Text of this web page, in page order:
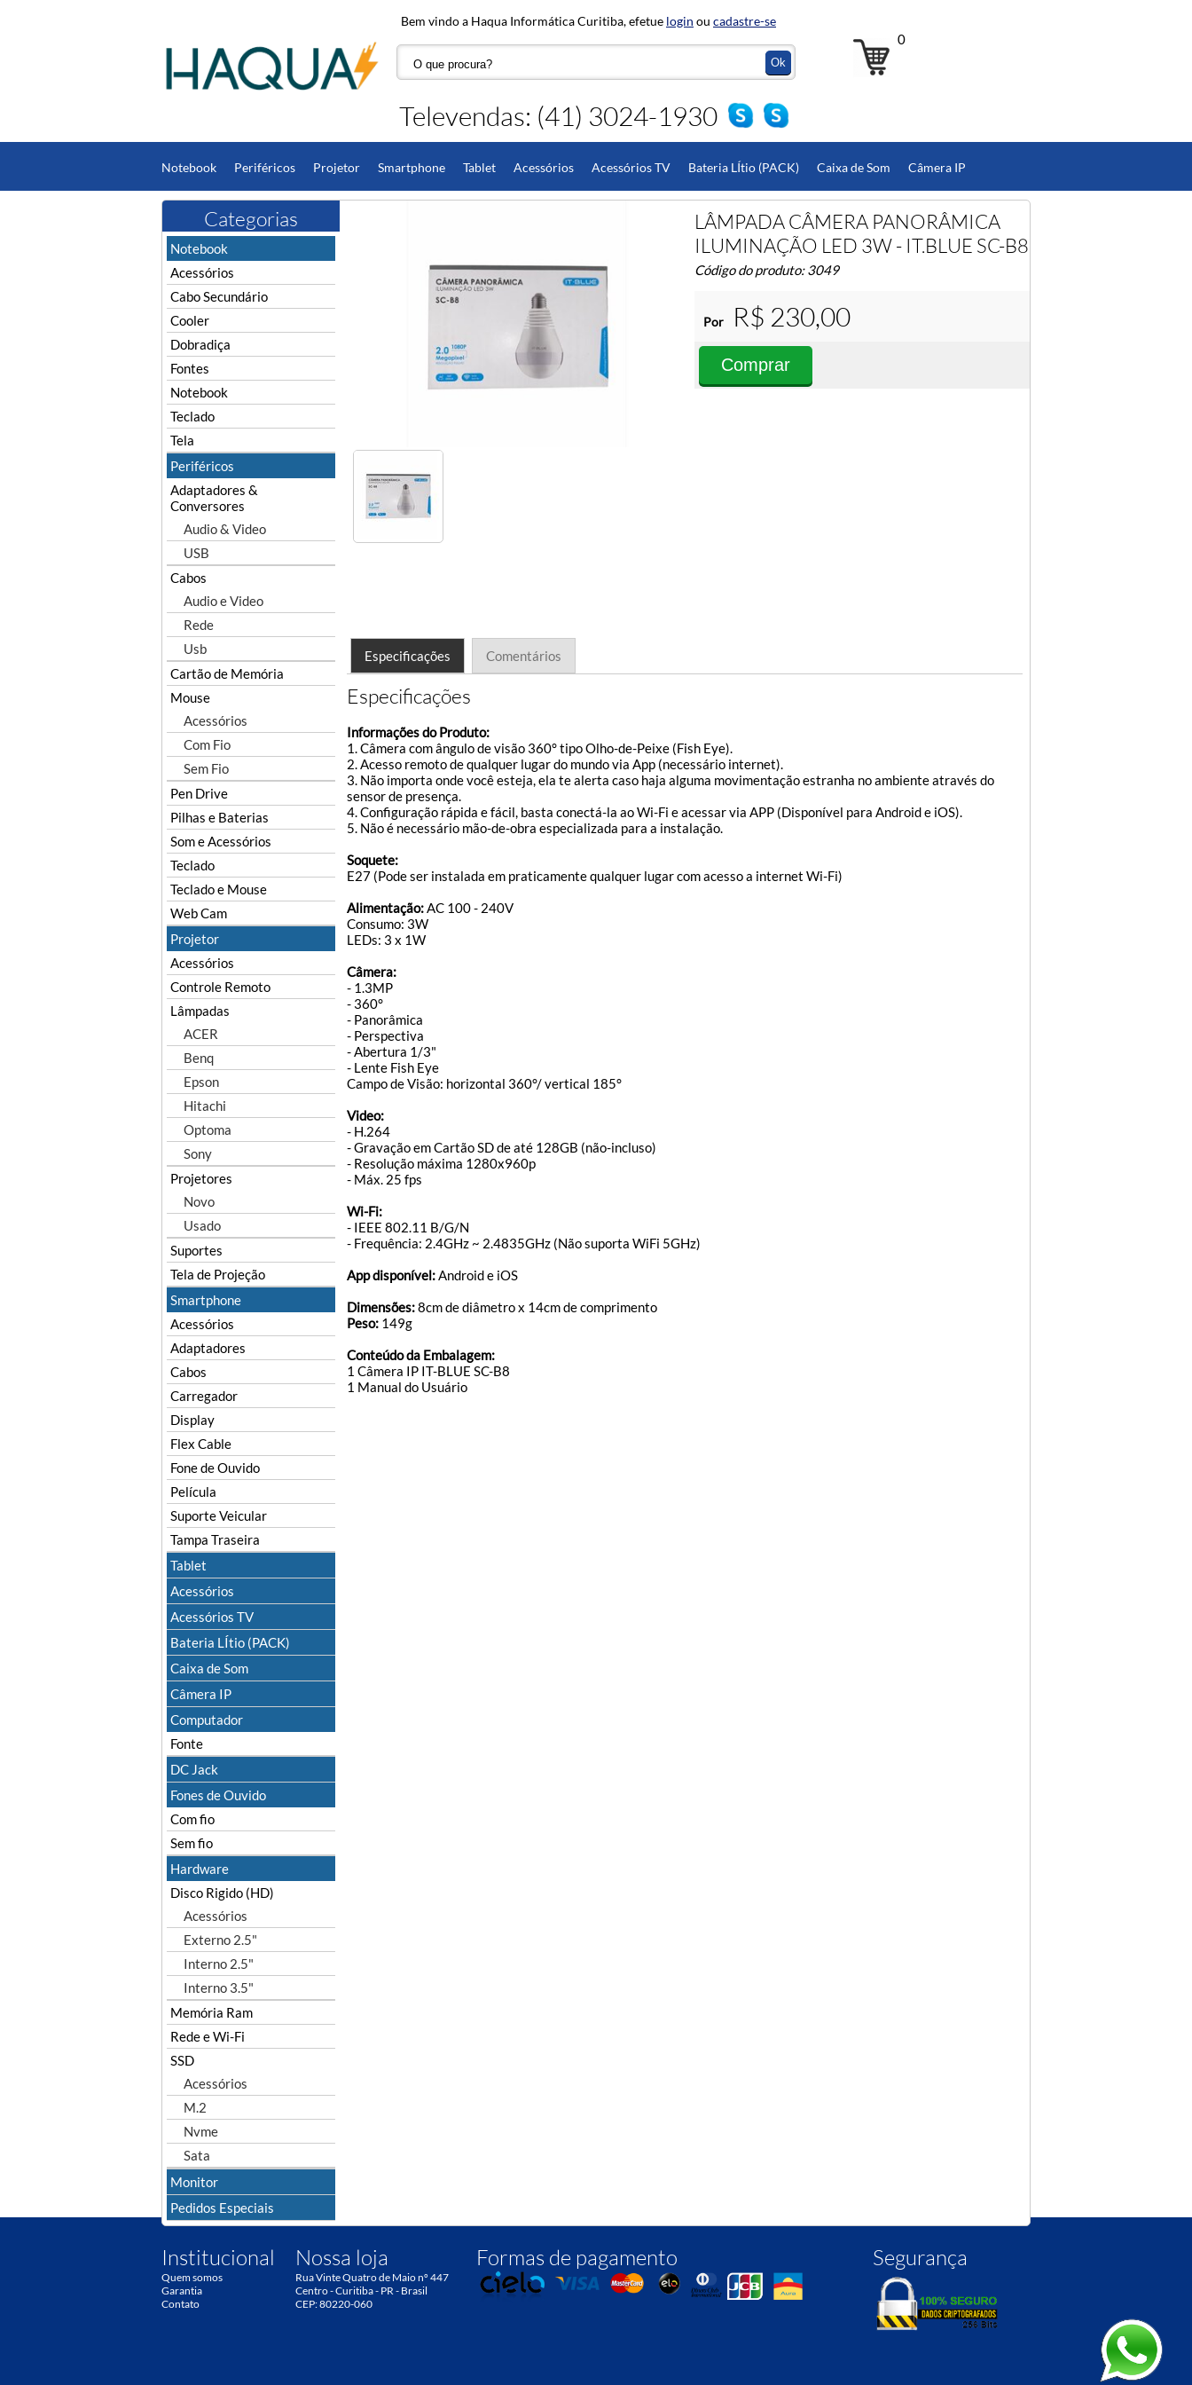
Televendas: (41) 3024-1930
0
Bem vindo a Haqua Informática Curitiba, efetue login ou cadastre-se
Notebook Periféricos Projetor Smartphone Tablet Acessórios Acessórios TV Bateria LÍtio (PACK) Caixa de Som Câmera IP
ComputadorCategorias
Notebook
Acessórios
Cabo Secundário
Cooler
Dobradiça
Fontes
Notebook
Teclado
Tela
Periféricos
Adaptadores &
Conversores
Audio & Video
USB
Cabos
Audio e Video
Rede
Usb
Cartão de Memória
Mouse
Acessórios
Com Fio
Sem Fio
Pen Drive
Pilhas e Baterias
Som e Acessórios
Teclado
Teclado e Mouse
Web Cam
Projetor
Acessórios
Controle Remoto
Lâmpadas
ACER
Benq
Epson
Hitachi
Optoma
Sony
Projetores
Novo
Usado
Suportes
Tela de Projeção
Smartphone
Acessórios
Adaptadores
Cabos
Carregador
Display
Flex Cable
Fone de Ouvido
Película
Suporte Veicular
Tampa Traseira
Tablet
Acessórios
Acessórios TV
Bateria LÍtio (PACK)
Caixa de Som
Câmera IP
Computador
Fonte
DC Jack
Fones de Ouvido
Com fio
Sem fio
Hardware
Disco Rigido (HD)
Acessórios
Externo 2.5"
Interno 2.5"
Interno 3.5"
Memória Ram
Rede e Wi-Fi
SSD
Acessórios
M.2
Nvme
Sata
Monitor
Pedidos Especiais
LÂMPADA CÂMERA PANORÂMICA
ILUMINAÇÃO LED 3W - IT.BLUE SC-B8
Código do produto: 3049
Por R$ 230,00
Especificações Comentários
Especificações
Informações do Produto:
1. Câmera com ângulo de visão 360° tipo Olho-de-Peixe (Fish Eye).
2. Acesso remoto de qualquer lugar do mundo via App (necessário internet).
3. Não importa onde você esteja, ela te alerta caso haja alguma movimentação estranha no ambiente através do
sensor de presença.
4. Configuração rápida e fácil, basta conectá-la ao Wi-Fi e acessar via APP (Disponível para Android e iOS).
5. Não é necessário mão-de-obra especializada para a instalação.
Soquete:
E27 (Pode ser instalada em praticamente qualquer lugar com acesso a internet Wi-Fi)
Alimentação:AC 100 - 240V
Consumo: 3W
LEDs: 3 x 1W
Câmera:
- 1.3MP
- 360°
- Panorâmica
- Perspectiva
- Abertura 1/3"
- Lente Fish Eye
Campo de Visão: horizontal 360°/ vertical 185°
Video:
- H.264
- Gravação em Cartão SD de até 128GB (não-incluso)
- Resolução máxima 1280x960p
- Máx. 25 fps
Wi-Fi:
- IEEE 802.11 B/G/N
- Frequência: 2.4GHz ~ 2.4835GHz (Não suporta WiFi 5GHz)
App disponível:Android e iOS
Dimensões:8cm de diâmetro x 14cm de comprimento
Peso:149g
Conteúdo da Embalagem:
1 Câmera IP IT-BLUE SC-B8
1 Manual do Usuário
Institucional
Quem somos
Garantia
Contato
Nossa loja
Rua Vinte Quatro de Maio nº 447
Centro - Curitiba - PR - Brasil
CEP: 80220-060
Formas de pagamento Segurança